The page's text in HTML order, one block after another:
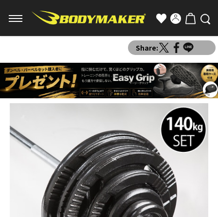
Share: